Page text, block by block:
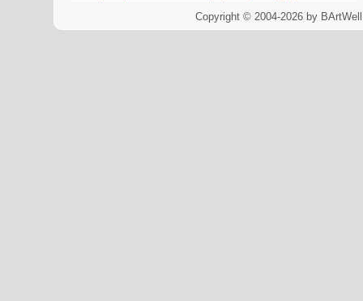
Copyright © 2004-2026 by BArtWell